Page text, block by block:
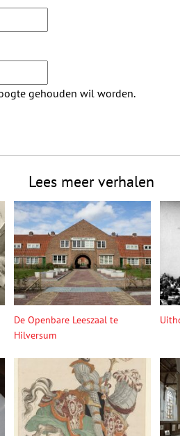
gehouden wil worden.
Lees meer verhalen
De Openbare Leeszaal te
Hilversum